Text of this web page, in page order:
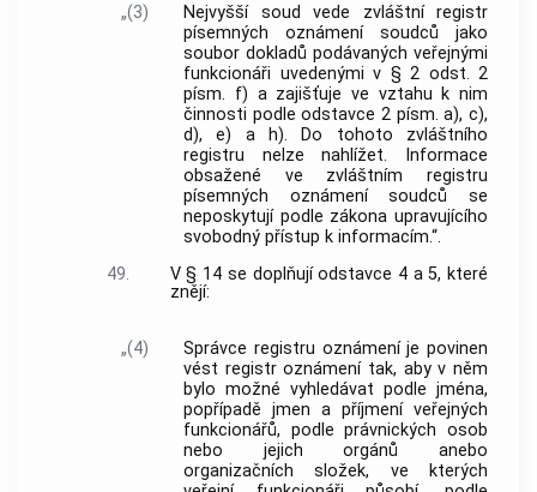
„(3)
Nejvyšší soud vede zvláštní registr
písemných oznámení soudců jako
soubor dokladů podávaných veřejnými
funkcionáři uvedenými v § 2 odst. 2
písm. f) a zajišťuje ve vztahu k nim
činnosti podle odstavce 2 písm. a), c),
d), e) a h). Do tohoto zvláštního
registru nelze nahlížet. Informace
obsažené ve zvláštním registru
písemných oznámení soudců se
neposkytují podle zákona upravujícího
svobodný přístup k informacím.“.
49.
V § 14 se doplňují odstavce 4 a 5, které
znějí:
„(4)
Správce registru oznámení je povinen
vést registr oznámení tak, aby v něm
bylo možné vyhledávat podle jména,
popřípadě jmen a příjmení veřejných
funkcionářů, podle právnických osob
nebo jejich orgánů anebo
organizačních složek, ve kterých